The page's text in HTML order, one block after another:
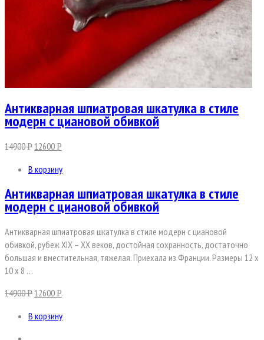
Антикварная шпиатровая шкатулка в стиле
модерн с циановой обивкой
14900Р12600Р
В корзину
Антикварная шпиатровая шкатулка в стиле
модерн с циановой обивкой
Антикварная шпиатровая шкатулка в стиле модерн с циановой
обивкой, рубеж XIX – XX веков, достойная сохранность, достаточно
большая и вместительная, тяжелая. Приехала из Франции. Размеры 12 х
10 х 8 …
14900Р12600Р
В корзину